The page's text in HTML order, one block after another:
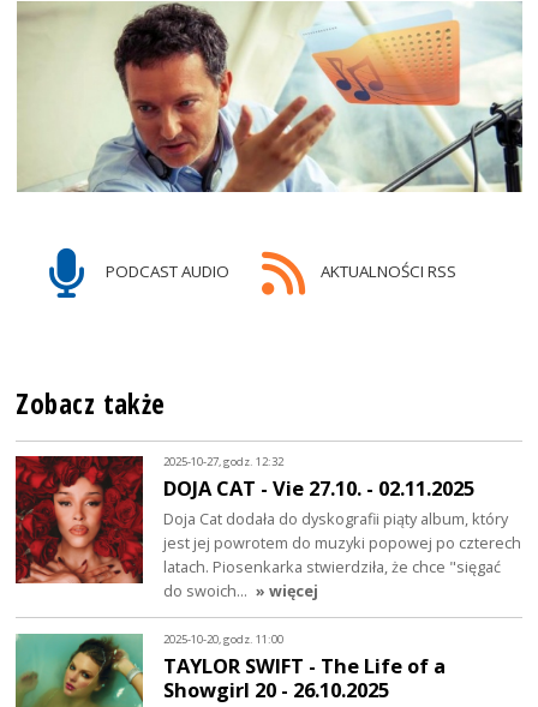
PODCAST AUDIO AKTUALNOŚCI RSS
Zobacz także
2025-10-27, godz. 12:32
DOJA CAT - Vie 27.10. - 02.11.2025
Doja Cat dodała do dyskografii piąty album, który
jest jej powrotem do muzyki popowej po czterech
latach. Piosenkarka stwierdziła, że chce "sięgać
do swoich… » więcej
2025-10-20, godz. 11:00
TAYLOR SWIFT - The Life of a
Showgirl 20 - 26.10.2025